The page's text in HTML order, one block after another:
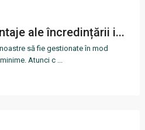
ale încredințării i...
să fie gestionate în mod
Atunci c ...